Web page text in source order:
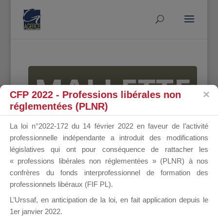
MALLETTE
DU
DIRIGEANT
CFP 2022 - Professions libérales non
réglementées (PLNR)
La loi n°2022-172 du 14 février 2022 en faveur de l’activité
professionnelle indépendante a introduit des modifications
législatives qui ont pour conséquence de rattacher les
« professions libérales non réglementées » (PLNR) à nos
confrères du fonds interprofessionnel de formation des
professionnels libéraux (FIF PL).
L’Urssaf, en anticipation de la loi, en fait application depuis le
1er janvier 2022.